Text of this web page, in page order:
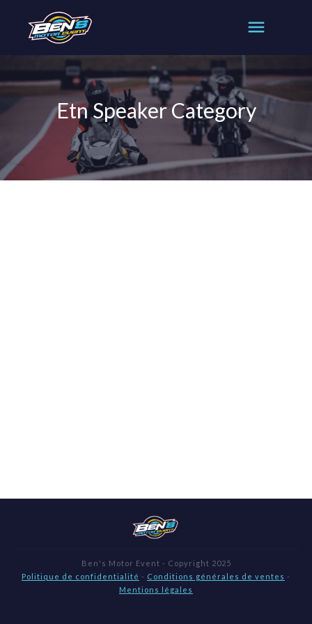
Etn Speaker Category
Ben's Motor Event - Copyright 2025
Politique de confidentialité - Conditions générales de ventes -
Mentions légales